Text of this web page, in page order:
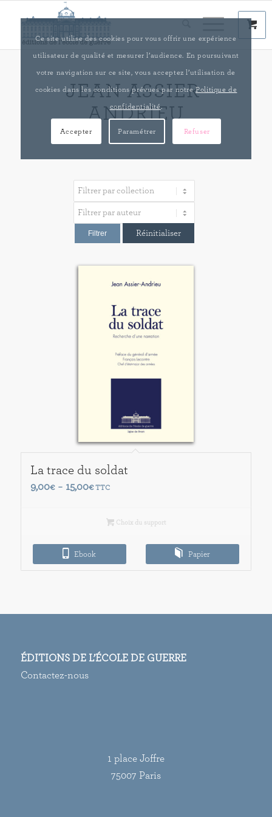
JEAN ASSIER-
ANDRIEU
Réinitialiser
La trace du soldat
9,00€ – 15,00€Plage
9,00€
à
15,00€
TTC
Choix du support
Ebook Papier
ÉDITIONS DE L’ÉCOLE DE GUERRE
Contactez-nous
1 place Joffre
75007 Paris
Ce site utilise des cookies pour vous offrir une expérience
utilisateur de qualité et mesurer l’audience. En poursuivant
votre navigation sur ce site, vous acceptez l’utilisation de
cookies dans les conditions prévues par notrePolitique de
confidentialité.
Accepter Paramétrer Refuser